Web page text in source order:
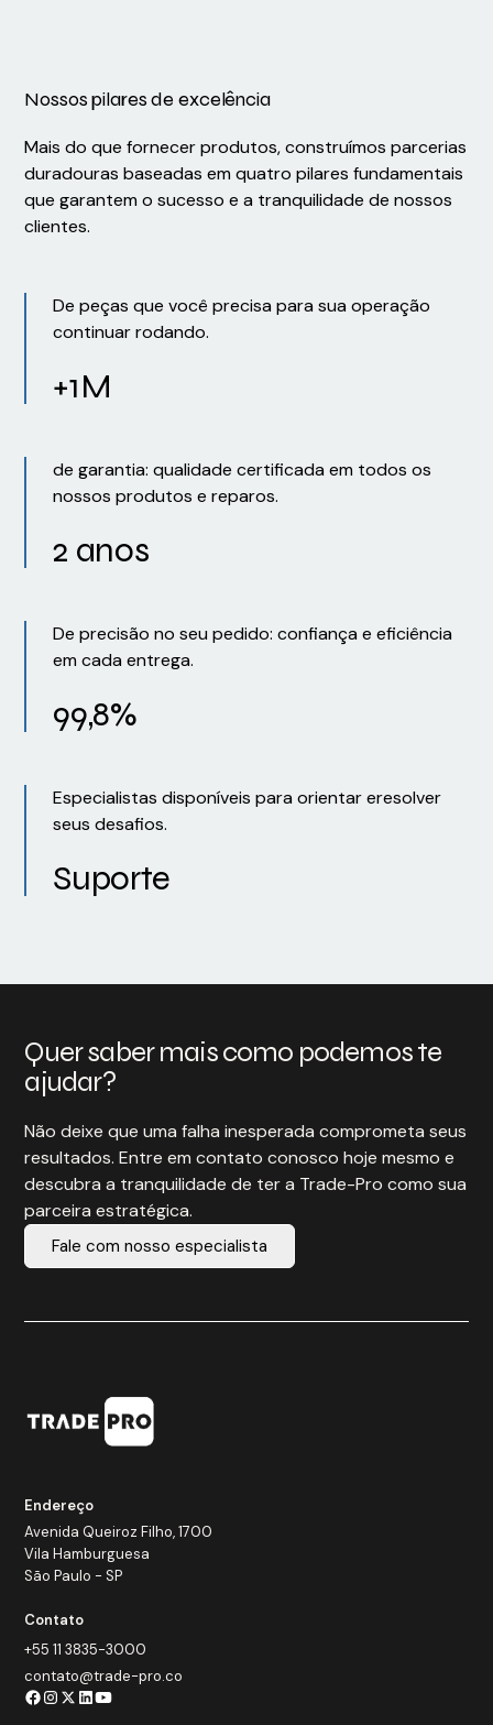
Nossos pilares de excelência
Mais do que fornecer produtos, construímos parcerias
duradouras baseadas em quatro pilares fundamentais
que garantem o sucesso e a tranquilidade de nossos
clientes.
De peças que você precisa para sua operação
continuar rodando.
+1M
de garantia: qualidade certificada em todos os
nossos produtos e reparos.
2 anos
De precisão no seu pedido: confiança e eficiência
em cada entrega.
99,8%
Especialistas disponíveis para orientar eresolver
seus desafios.
Suporte
Quer saber mais como podemos te
ajudar?
Não deixe que uma falha inesperada comprometa seus
resultados. Entre em contato conosco hoje mesmo e
descubra a tranquilidade de ter a Trade-Pro como sua
parceira estratégica.
Fale com nosso especialista
Endereço
Avenida Queiroz Filho, 1700
Vila Hamburguesa
São Paulo - SP
Contato
+55 11 3835-3000
contato@trade-pro.co